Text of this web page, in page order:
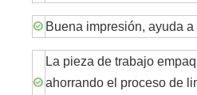
Buena impresión, ayuda
La pieza de trabajo
ahorrando el proceso de